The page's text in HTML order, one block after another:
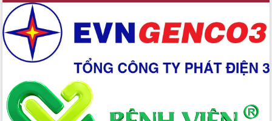
Phê
Xây dựng nền hành chính số đồng
hành cùng nông dân dân, doanh nghiệp
Giai đoạn 2026-2030, Đắk Lắk phấn
đấu có 77% xã đạt chuẩn nông thôn
Chuyển đổi số 'mở đường' cho nông
nghiệp Đắk Lắk tăng trưởng bứt phá
Triển khai đồng bộ đo đạc, lập hồ sơ